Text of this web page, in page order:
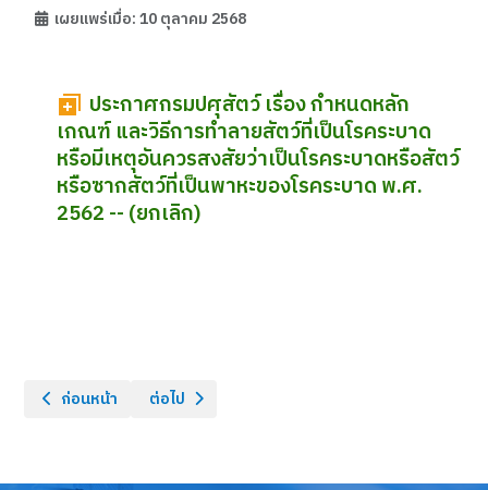
เผยแพร่เมื่อ: 10 ตุลาคม 2568
ประกาศกรมปศุสัตว์ เรื่อง กำหนดหลัก
เกณฑ์ และวิธีการทำลายสัตว์ที่เป็นโรคระบาด
หรือมีเหตุอันควรสงสัยว่าเป็นโรคระบาดหรือสัตว์
หรือซากสัตว์ที่เป็นพาหะของโรคระบาด พ.ศ.
2562 -- (ยกเลิก)
เนื้อหาก่อนหน้า: ประกาศกรมปศุสัตว์ เรื่อง กำหนดจำนวน และลักษ
ก่อนหน้า เนื้อหาถัดไป: ประกาศกรมปศุสัตว์ เรื่อง กำหนดด่า
ต่อไป